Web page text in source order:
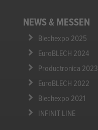
NEWS & MESSEN
Blechexpo 2025
EuroBLECH 2024
Productronica 2023
EuroBLECH 2022
Blechexpo 2021
INFINIT LINE